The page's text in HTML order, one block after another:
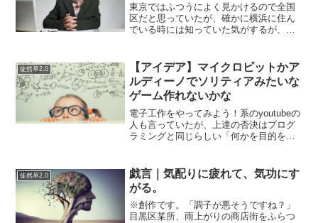
東京ではふつうによく見かけるので全国
区だと思っていたが、確かに横浜に住ん
でいる時には知っていた気がするが、そ
愛のスコール「白い炭酸「愛のスコー
ル」、東日本では激レアって...
徒然草2.0
【アイデア】マイクロビットかア
ルディーノでソリティアみたいな
ゲーム作れないかな
電子工作をやってみよう！系のyoutubeの
人も言っていたが、上達の否決はプログ
ラミングと同じらしい「何かを目的をも
アを色々と温めているのですが…マクロ
ビットにせよアル...
徒然草2.0
戯言｜気配りに疲れて、気功にす
がる。
※創作です。「調子が悪そうですね？」
目黒区某所、雨上がりの商店街をふらつ